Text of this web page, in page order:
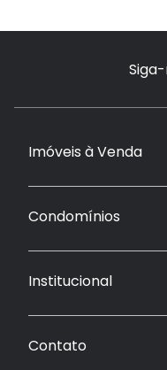
Imóveis à Venda
Condomínios
Institucional
Contato